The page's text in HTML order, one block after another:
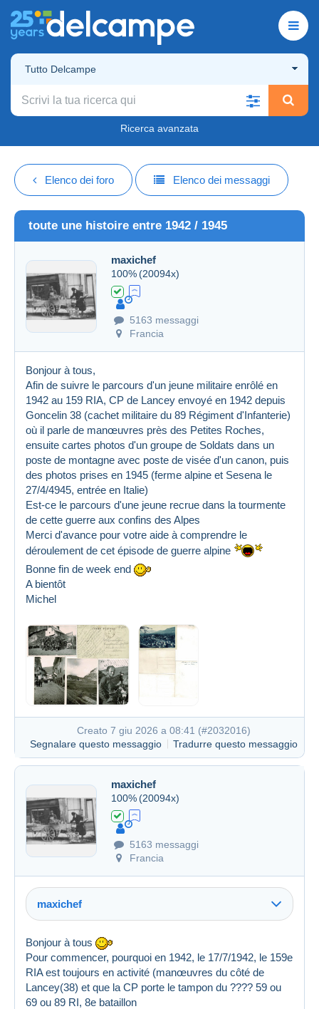
Tutto Delcampe
Ricerca avanzata
Elenco dei foro Elenco dei messaggi
toute une histoire entre 1942 / 1945
maxichef
100% (20094x)
5163 messaggi
Francia
Bonjour à tous,
Afin de suivre le parcours d'un jeune militaire enrôlé en
1942 au 159 RIA, CP de Lancey envoyé en 1942 depuis
Goncelin 38 (cachet militaire du 89 Régiment d'Infanterie)
où il parle de manœuvres près des Petites Roches,
ensuite cartes photos d'un groupe de Soldats dans un
poste de montagne avec poste de visée d'un canon, puis
des photos prises en 1945 (ferme alpine et Sesena le
27/4/4945, entrée en Italie)
Est-ce le parcours d'une jeune recrue dans la tourmente
de cette guerre aux confins des Alpes
Merci d'avance pour votre aide à comprendre le
déroulement de cet épisode de guerre alpine
Bonne fin de week end
A bientôt
Michel
Creato 7 giu 2026 a 08:41 (#2032016)
Segnalare questo messaggio
Tradurre questo messaggio
maxichef
100% (20094x)
5163 messaggi
Francia
maxichef
Bonjour à tous
Pour commencer, pourquoi en 1942, le 17/7/1942, le 159e
RIA est toujours en activité (manœuvres du côté de
Lancey(38) et que la CP porte le tampon du ???? 59 ou
69 ou 89 RI, 8e bataillon